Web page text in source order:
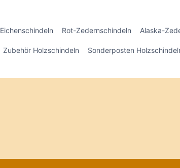
Eichenschindeln Rot-Zedernschindeln Alaska-
Zubehör Holzschindeln Sonderposten